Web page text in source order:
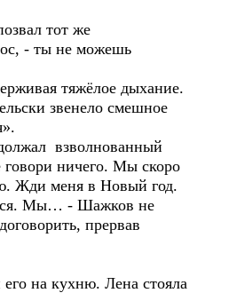
тот же
- ты не можешь
тяжёлое дыхание.
звенело смешное
взволнованный
говори ничего. Мы скоро
Жди меня в Новый год.
Мы… - Шажков не
прервав
на кухню. Лена стояла